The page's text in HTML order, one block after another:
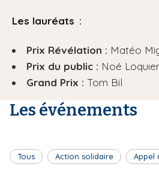
Les lauréats :
Prix Révélation : Matéo
Prix du public : Noé Loquier
Grand Prix : Tom Bil
Les événements
Tous Action solidaire Appel